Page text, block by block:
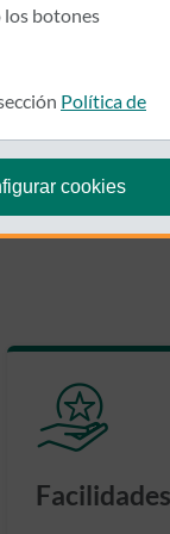
los botones
Política de
cookies